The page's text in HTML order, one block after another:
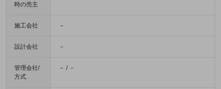
時の売主
施工会社 －
設計会社 －
管理会社/
方式
－ / －